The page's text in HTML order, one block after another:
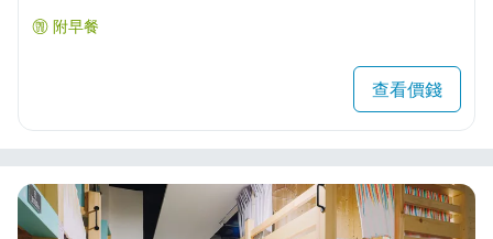
附早餐
查看價錢